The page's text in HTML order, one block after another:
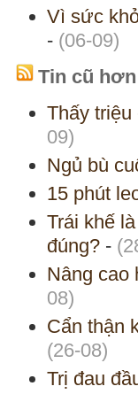
Vì sức
- (06-09)
Tin cũ
Thấy
09)
Ngủ bù
15 phút
Trái khế
đúng? -
Nâng cao
08)
Cẩn thận
(26-08)
Trị đau